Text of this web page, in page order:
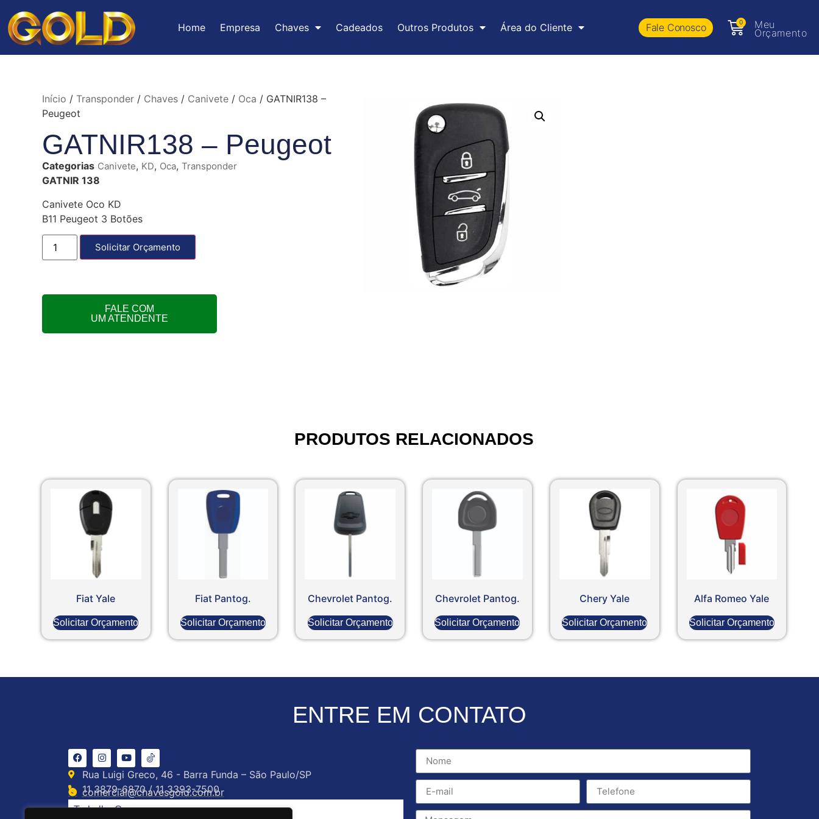
Home Empresa Chaves Cadeados Outros Produtos Área do Cliente Fale Conosco 0 Meu
Orçamento
Início / Transponder/ Chaves/ Canivete/ Oca / GATNIR138 –
Peugeot
GATNIR138 – Peugeot
Categorias Canivete, KD, Oca, Transponder
GATNIR 138
Canivete Oco KD
B11 Peugeot 3 Botões
Solicitar Orçamento
FALE COM
UM ATENDENTE
PRODUTOS RELACIONADOS
Fiat Yale
Solicitar Orçamento
Fiat Pantog.
Solicitar Orçamento
Chevrolet Pantog.
Solicitar Orçamento
Chevrolet Pantog.
Solicitar Orçamento
Chery Yale
Solicitar Orçamento
Alfa Romeo Yale
Solicitar Orçamento
ENTRE EM CONTATO
Rua Luigi Greco, 46 - Barra Funda – São Paulo/SP
11 3879-6870 / 11 3393-7500
comercial@chavesgold.com.br
Trabalhe Conosco